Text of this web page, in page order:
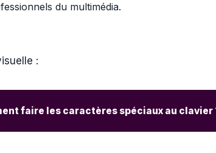
du multimédia.
:
faire les caractères spéciaux au clavier